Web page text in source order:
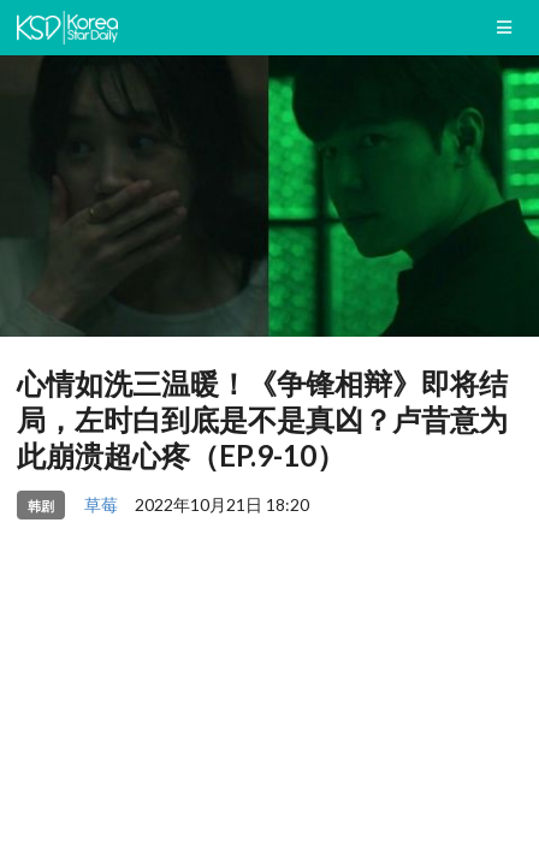
心情如洗三温暖！《争锋相辩》即将结
局，左时白到底是不是真凶？卢昔意为
此崩溃超心疼（EP.9-10）
韩剧 草莓 2022年10月21日 18:20